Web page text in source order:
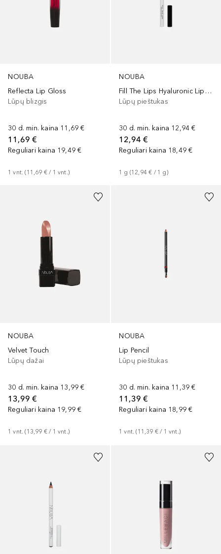
NOUBA
Reflecta Lip Gloss
Lūpų blizgis
30 d. min. kaina 11,69 €
11,69 €
Reguliari kaina 19,49 €
1 vnt. (11,69 € / 1 vnt.)
NOUBA
Fill The Lips Hyaluronic Lip Pencil
Lūpų pieštukas
30 d. min. kaina 12,94 €
12,94 €
Reguliari kaina 18,49 €
1 g (12,94 € / 1 g)
NOUBA
Velvet Touch
Lūpų dažai
30 d. min. kaina 13,99 €
13,99 €
Reguliari kaina 19,99 €
1 vnt. (13,99 € / 1 vnt.)
+ 4
NOUBA
Lip Pencil
Lūpų pieštukas
30 d. min. kaina 11,39 €
11,39 €
Reguliari kaina 18,99 €
1 vnt. (11,39 € / 1 vnt.)